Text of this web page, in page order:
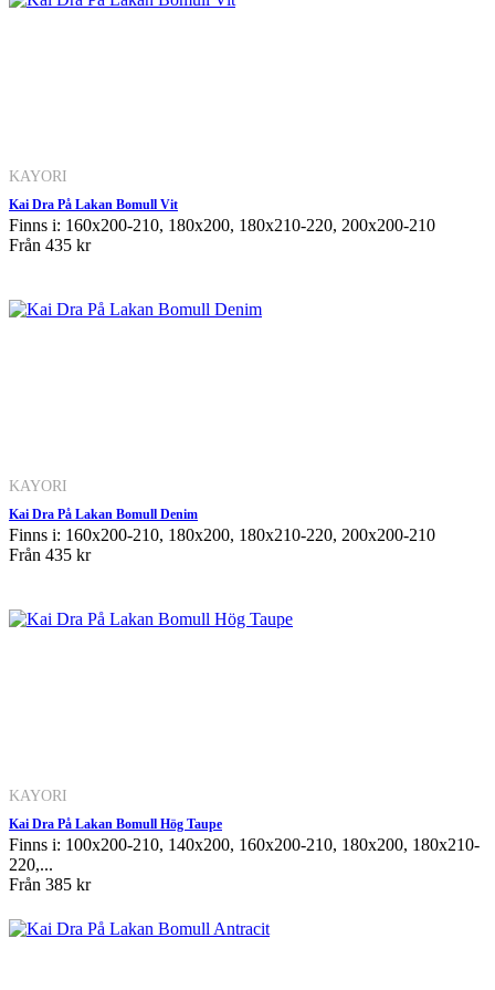
KAYORI
Kai Dra På Lakan Bomull Vit
Finns i: 160x200-210, 180x200, 180x210-220, 200x200-210
Från 435 kr
KAYORI
Kai Dra På Lakan Bomull Denim
Finns i: 160x200-210, 180x200, 180x210-220, 200x200-210
Från 435 kr
KAYORI
Kai Dra På Lakan Bomull Hög Taupe
Finns i: 100x200-210, 140x200, 160x200-210, 180x200, 180x210-
220,...
Från 385 kr